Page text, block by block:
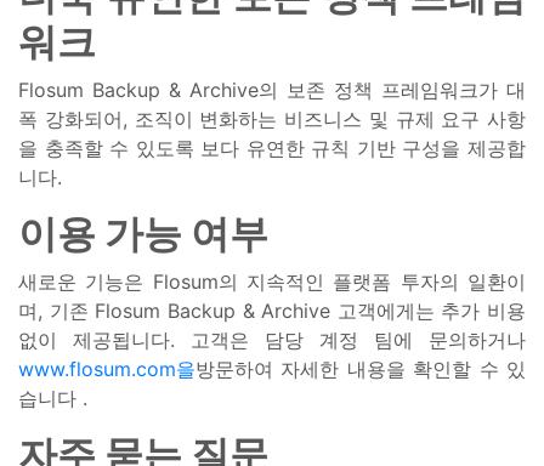
워크
Flosum Backup & Archive의 보존 정책 프레임워크가 대
폭 강화되어, 조직이 변화하는 비즈니스 및 규제 요구 사항
을 충족할 수 있도록 보다 유연한 규칙 기반 구성을 제공합
니다.
이용 가능 여부
새로운 기능은 Flosum의 지속적인 플랫폼 투자의 일환이
며, 기존 Flosum Backup & Archive 고객에게는 추가 비용
없이 제공됩니다. 고객은 담당 계정 팀에 문의하거나
www.flosum.com을방문하여 자세한 내용을 확인할 수 있
습니다 .
자주 묻는 질문